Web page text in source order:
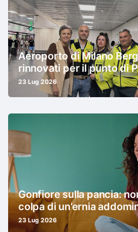
Aeroporto di Milano
rinnovati per il punto di
23 Lug 2026
Gonfiore sulla pancia:
colpa di un’ernia
23 Lug 2026